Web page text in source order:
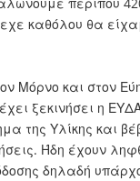
καθόλου θα
Μόρνο και στον
ξεκινήσει η
της Υλίκης και
Ήδη έχουν
δηλαδή